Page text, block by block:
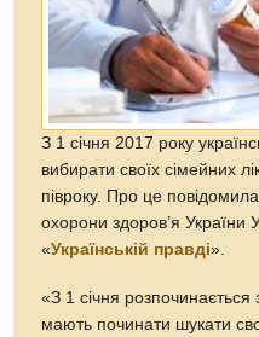
З 1 січня 2017 року
вибирати своїх сімейних
півроку. Про це
охорони здоров’я України
«Українській правді».
«З 1 січня
мають починати шукати